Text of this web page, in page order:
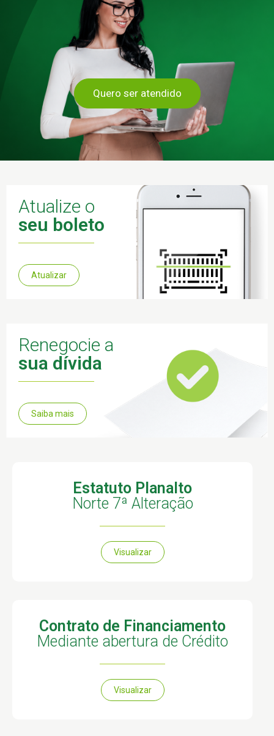
Quero ser atendido
Atualize o
seu boleto
Atualizar
Renegocie a
sua dívida
Saiba mais
Estatuto Planalto
Norte 7ª Alteração
Visualizar
Contrato de Financiamento
Mediante abertura de Crédito
Visualizar